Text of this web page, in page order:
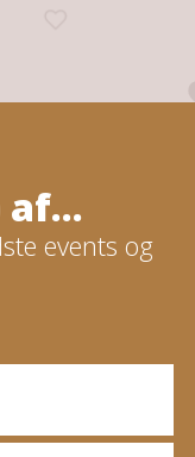
events og